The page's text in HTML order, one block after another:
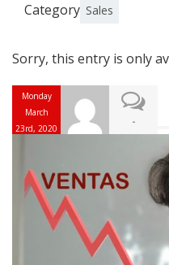
Category Sales
Sorry, this entry is only
Monday
March
23rd, 2020
-